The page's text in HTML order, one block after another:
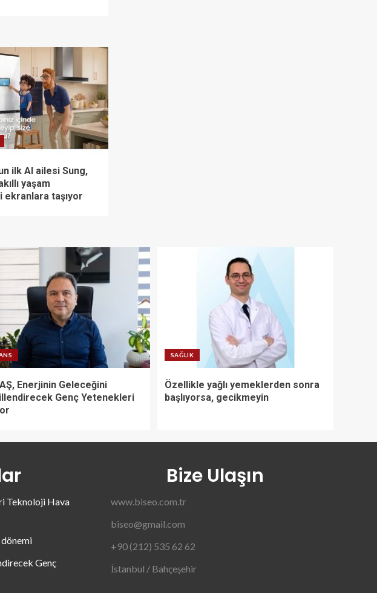
ilk AI ailesi Sung,
yaşam
ekranlara taşıyor
Enerjinin Geleceğini
Genç Yetenekleri
SAĞLIK
Özellikle yağlı yemeklerden sonra
başlıyorsa, gecikmeyin
Teknoloji Hava
dönemi
Genç
Bize Ulaşın
www.biseo.com.tr
biseo@gmail.com
+90 (212) 535 62 62
İstanbul / Bahçeşehir